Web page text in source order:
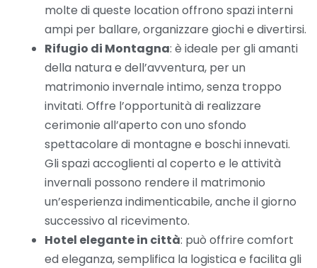
molte di queste location offrono spazi interni
ampi per ballare, organizzare giochi e divertirsi.
Rifugio di Montagna: è ideale per gli amanti
della natura e dell’avventura, per un
matrimonio invernale intimo, senza troppo
invitati. Offre l’opportunità di realizzare
cerimonie all’aperto con uno sfondo
spettacolare di montagne e boschi innevati.
Gli spazi accoglienti al coperto e le attività
invernali possono rendere il matrimonio
un’esperienza indimenticabile, anche il giorno
successivo al ricevimento.
Hotel elegante in città: può offrire comfort
ed eleganza, semplifica la logistica e facilita gli